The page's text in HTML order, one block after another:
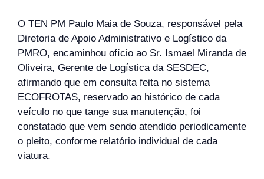
O TEN PM Paulo Maia de Souza, responsável pela
Diretoria de Apoio Administrativo e Logístico da
PMRO, encaminhou ofício ao Sr. Ismael Miranda de
Oliveira, Gerente de Logística da SESDEC,
afirmando que em consulta feita no sistema
ECOFROTAS, reservado ao histórico de cada
veículo no que tange sua manutenção, foi
constatado que vem sendo atendido periodicamente
o pleito, conforme relatório individual de cada
viatura.